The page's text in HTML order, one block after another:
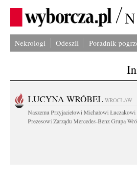
Nekrologi Odeszli Poradnik
LUCYNA WRÓBEL WROCŁAW
Naszemu Przyjacielowi Michałowi Łuczakowi
Prezesowi Zarządu Mercedes-Benz Grupa